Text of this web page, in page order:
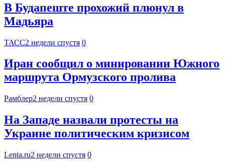
В Будапеште прохожий плюнул в
Мадьяра
ТАСС2 недели спустя 0
Иран сообщил о минировании Южного
маршрута Ормузского пролива
Рамблер2 недели спустя 0
На Западе назвали протесты на
Украине политическим кризисом
Lenta.ru2 недели спустя 0